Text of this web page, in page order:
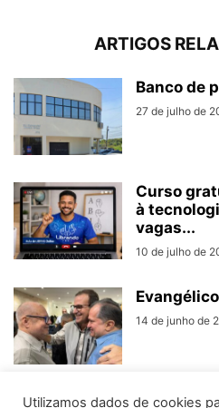
ARTIGOS
Banco de
27 de julho de
Curso
à
vagas...
10 de julho de
14 de junho de
Utilizamos dados de cookies